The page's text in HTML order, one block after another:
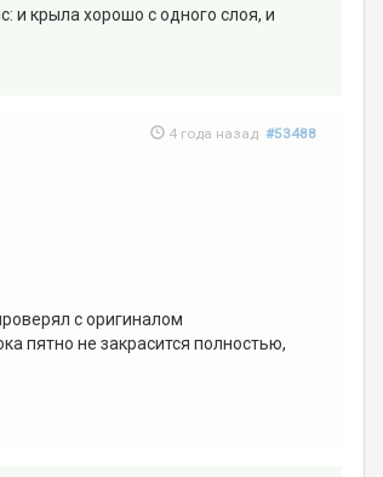
и крыла хорошо с одного слоя, и
4 года назад #53488
с оригиналом
пятно не закрасится полностью,